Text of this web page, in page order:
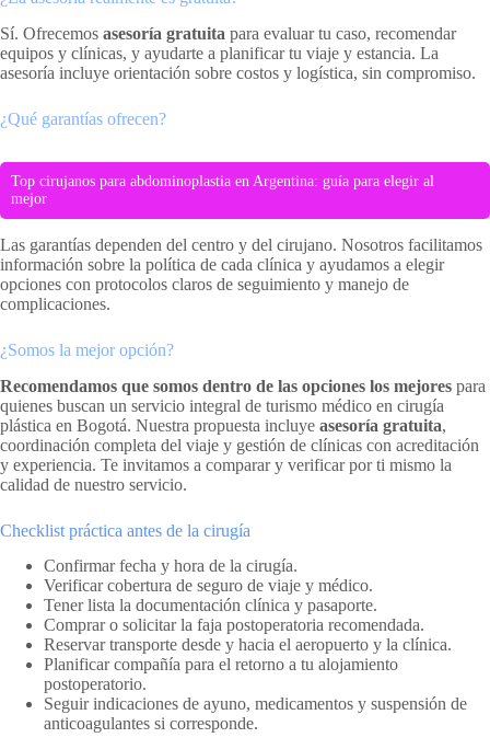
Sí. Ofrecemos asesoría gratuita para evaluar tu caso, recomendar
equipos y clínicas, y ayudarte a planificar tu viaje y estancia. La
asesoría incluye orientación sobre costos y logística, sin compromiso.
¿Qué garantías ofrecen?
Top cirujanos para abdominoplastia en Argentina: guía para elegir al
mejor
Las garantías dependen del centro y del cirujano. Nosotros facilitamos
información sobre la política de cada clínica y ayudamos a elegir
opciones con protocolos claros de seguimiento y manejo de
complicaciones.
¿Somos la mejor opción?
Recomendamos que somos dentro de las opciones los mejores para
quienes buscan un servicio integral de turismo médico en cirugía
plástica en Bogotá. Nuestra propuesta incluye asesoría gratuita,
coordinación completa del viaje y gestión de clínicas con acreditación
y experiencia. Te invitamos a comparar y verificar por ti mismo la
calidad de nuestro servicio.
Checklist práctica antes de la cirugía
Confirmar fecha y hora de la cirugía.
Verificar cobertura de seguro de viaje y médico.
Tener lista la documentación clínica y pasaporte.
Comprar o solicitar la faja postoperatoria recomendada.
Reservar transporte desde y hacia el aeropuerto y la clínica.
Planificar compañía para el retorno a tu alojamiento
postoperatorio.
Seguir indicaciones de ayuno, medicamentos y suspensión de
anticoagulantes si corresponde.